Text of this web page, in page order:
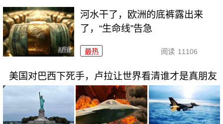
河水干了，欧洲的底裤露出来
了，“生命线”告急
最热 阅读 11106
美国对巴西下死手，卢拉让世界看清谁才是真朋友